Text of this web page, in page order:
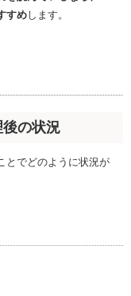
すめします。
の状況
とでどのように状況が